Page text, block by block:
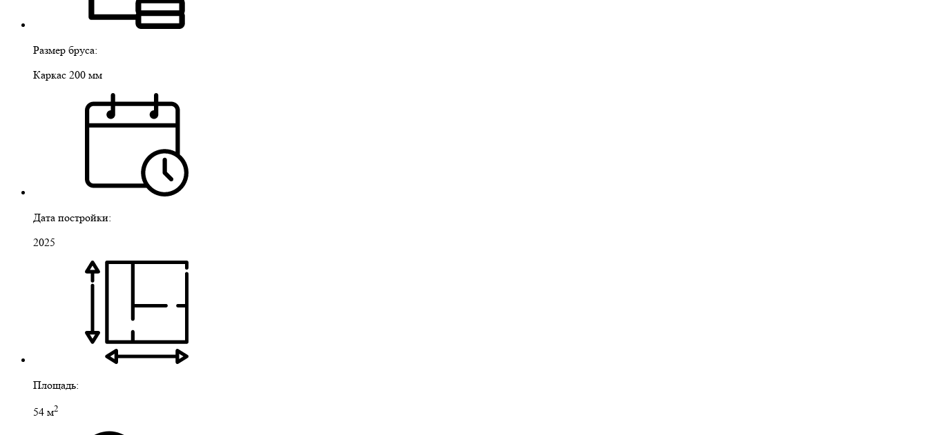
Размер бруса:
Каркас 200 мм
Дата постройки:
2025
Площадь:
54 м2